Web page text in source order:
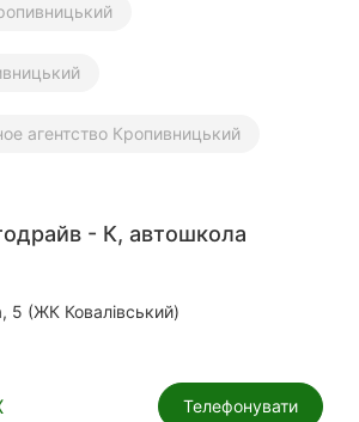
агентство Кропивницький
- К, автошкола
5 (ЖК Ковалівський)
Телефонувати